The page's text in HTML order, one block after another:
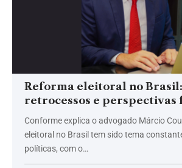
Reforma eleitoral no Brasil:
retrocessos e perspectivas
Conforme explica o advogado Márcio
eleitoral no Brasil tem sido tema
políticas, com o…